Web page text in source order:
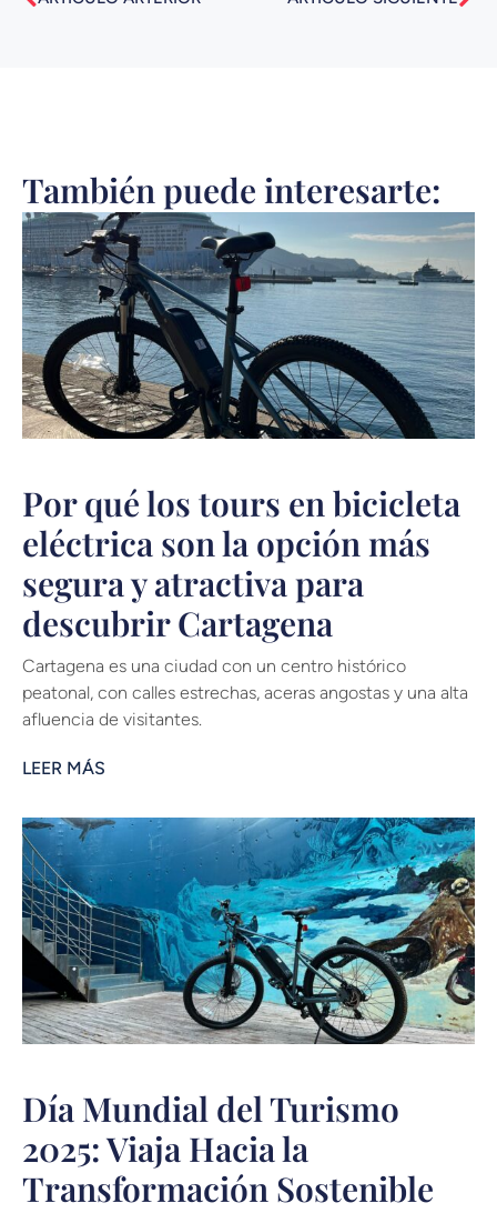
También puede interesarte:
Por qué los tours en bicicleta
eléctrica son la opción más
segura y atractiva para
descubrir Cartagena
Cartagena es una ciudad con un centro histórico
peatonal, con calles estrechas, aceras angostas y una alta
afluencia de visitantes.
LEER MÁS
Día Mundial del Turismo
2025: Viaja Hacia la
Transformación Sostenible